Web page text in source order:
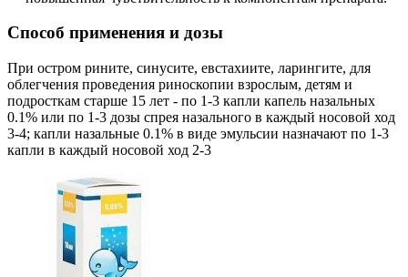
Способ применения и дозы
При остром рините, синусите, евстахиите, ларингите, для
облегчения проведения риноскопии взрослым, детям и
подросткам старше 15 лет - по 1-3 капли капель назальных
0.1% или по 1-3 дозы спрея назального в каждый носовой ход
3-4; капли назальные 0.1% в виде эмульсии назначают по 1-3
капли в каждый носовой ход 2-3